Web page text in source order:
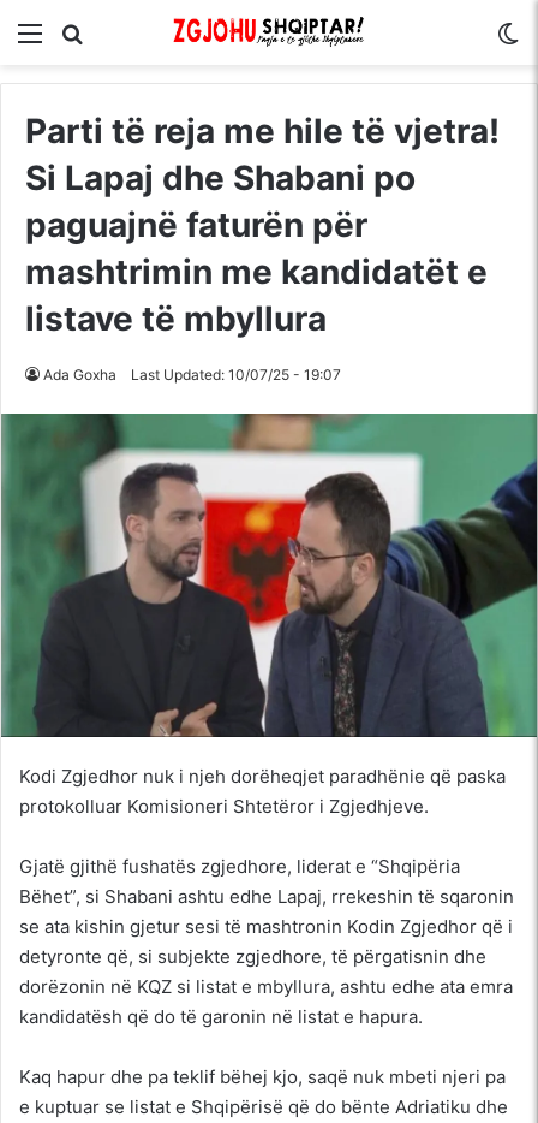
Menu
Parti të reja me hile të vjetra!
Si Lapaj dhe Shabani po
paguajnë faturën për
mashtrimin me kandidatët e
listave të mbyllura
Ada Goxha Last Updated: 10/07/25 - 19:07
Kodi Zgjedhor nuk i njeh dorëheqjet paradhënie që paska
protokolluar Komisioneri Shtetëror i Zgjedhjeve.
Gjatë gjithë fushatës zgjedhore, liderat e “Shqipëria
Bëhet”, si Shabani ashtu edhe Lapaj, rrekeshin të sqaronin
se ata kishin gjetur sesi të mashtronin Kodin Zgjedhor që i
detyronte që, si subjekte zgjedhore, të përgatisnin dhe
dorëzonin në KQZ si listat e mbyllura, ashtu edhe ata emra
kandidatësh që do të garonin në listat e hapura.
Kaq hapur dhe pa teklif bëhej kjo, saqë nuk mbeti njeri pa
e kuptuar se listat e Shqipërisë që do bënte Adriatiku dhe